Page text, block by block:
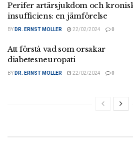
Perifer artärsjukdom och
insufficiens: en jämförelse
BY DR. ERNST MOLLER 22/02/2024 0
Att förstå vad som orsakar
diabetesneuropati
BY DR. ERNST MOLLER 22/02/2024 0